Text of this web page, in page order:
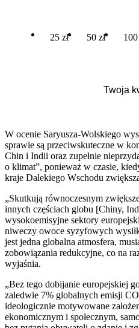
25 zł 50 zł 100
W ocenie Saryusza-Wolskiego
sprawie są przeciwskuteczne w
Chin i Indii oraz zupełnie
o klimat”, ponieważ w czasie,
kraje Dalekiego Wschodu
„Skutkują równoczesnym
innych częściach globu [Chiny,
wysokoemisyjne sektory
niweczy owoce syzyfowych
jest jedna globalna atmosfera,
zobowiązania redukcyjne, co na
wyjaśnia.
„Bez tego dobijanie europejskiej
zaledwie 7% globalnych emisji
ideologicznie motywowane
ekonomicznym i społecznym,